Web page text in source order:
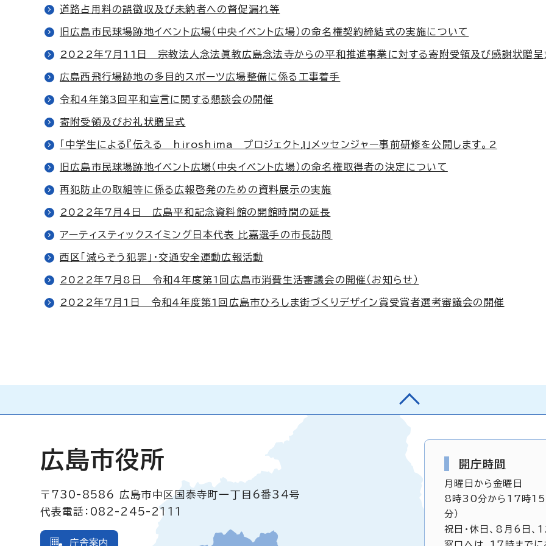
道路占用料の誤徴収及び未納者への督促漏れ等
旧広島市民球場跡地イベント広場（中央イベント広場）の命名権契約締結式の実施について
2022年7月11日 宗教法人念法眞教広島念法寺からの平和推進事業に対する寄附受領及び感謝状贈呈
広島西飛行場跡地の多目的スポーツ広場整備に係る工事着手
令和4年第3回平和宣言に関する懇談会の開催
寄附受領及びお礼状贈呈式
「中学生による『伝える hiroshima プロジェクト』」メッセンジャー事前研修を公開します。2
旧広島市民球場跡地イベント広場（中央イベント広場）の命名権取得者の決定について
再犯防止の取組等に係る広報啓発のための資料展示の実施
2022年7月4日 広島平和記念資料館の開館時間の延長
アーティスティックスイミング日本代表 比嘉選手の市長訪問
西区「減らそう犯罪」・交通安全運動広報活動
2022年7月8日 令和4年度第1回広島市消費生活審議会の開催（お知らせ）
2022年7月1日 令和4年度第1回広島市ひろしま街づくりデザイン賞受賞者選考審議会の開催
広島市役所
〒730-8586
広島市中区国泰寺町一丁目6番34号
代表電話：082-245-2111
庁舎案内
開庁時間
月曜日から金曜日
8時30分から17時15
分）
祝日・休日、8月6日